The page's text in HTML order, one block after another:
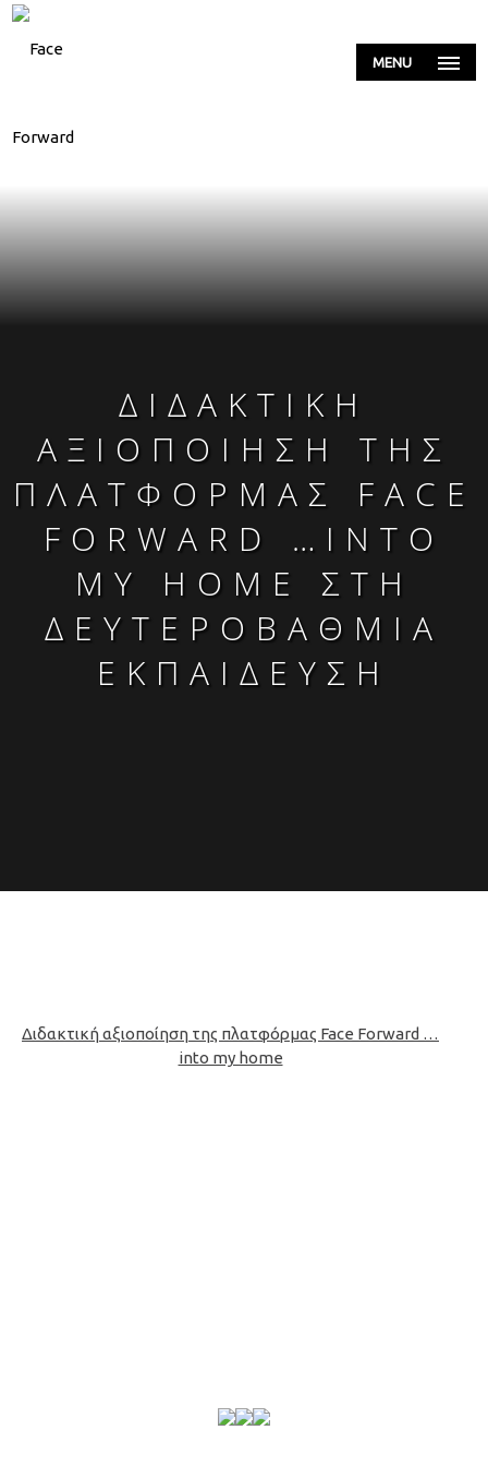
MENU
ΔΙΔΑΚΤΙΚΉ
ΑΞΙΟΠΟΊΗΣΗ ΤΗΣ
ΠΛΑΤΦΌΡΜΑΣ FACE
FORWARD …INTO
MY HOME ΣΤΗ
ΔΕΥΤΕΡΟΒΆΘΜΙΑ
ΕΚΠΑΊΔΕΥΣΗ
Διδακτική αξιοποίηση της πλατφόρμας Face Forward …
into my home